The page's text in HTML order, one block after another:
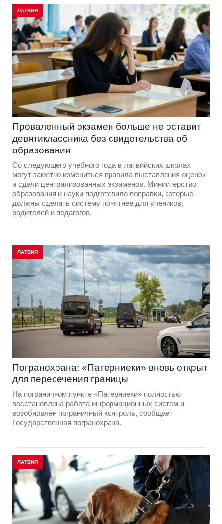
ЛАТВИЯ
Проваленный экзамен больше не оставит
девятиклассника без свидетельства об
образовании
Со следующего учебного года в латвийских школах
могут заметно измениться правила выставления оценок
и сдачи централизованных экзаменов. Министерство
образования и науки подготовило поправки, которые
должны сделать систему понятнее для учеников,
родителей и педагогов.
ЛАТВИЯ
Погранохрана: «Патерниеки» вновь открыт
для пересечения границы
На пограничном пункте «Патерниеки» полностью
восстановлена работа информационных систем и
возобновлён пограничный контроль, сообщает
Государственная погранохрана.
ЛАТВИЯ